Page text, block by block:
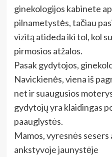
ginekologijos kabinete
pilnametystės, tačiau
vizitą atideda iki tol, kol
pirmosios atžalos.
Pasak gydytojos,
Navickienės, viena iš
net ir suaugusios
gydytojų yra klaidingas
paauglystės.
Mamos, vyresnės
ankstyvoje jaunystėje